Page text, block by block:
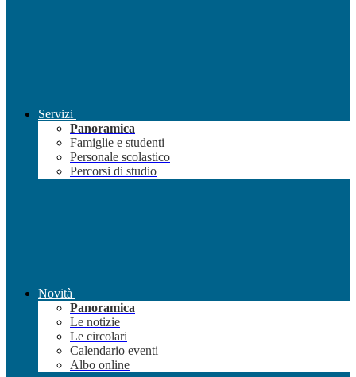
Servizi
Panoramica
Famiglie e studenti
Personale scolastico
Percorsi di studio
Novità
Panoramica
Le notizie
Le circolari
Calendario eventi
Albo online